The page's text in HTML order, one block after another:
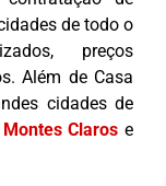
de todo o
preços
Além de Casa
cidades de
Montes Claros e